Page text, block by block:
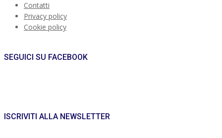
Contatti
Privacy policy
Cookie policy
SEGUICI SU FACEBOOK
ISCRIVITI ALLA NEWSLETTER